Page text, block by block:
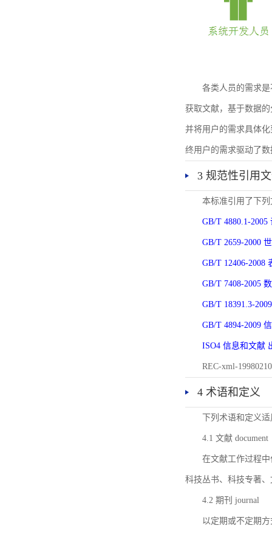
各类人员的需求
获取文献，基于数据
并将用户的需求具体
终用户的需求驱动了
3 规范性引用
本标准引用了下
GB/T 4880.1-
GB/T 2659-2000
GB/T 12406-2008
GB/T 7408-2005
GB/T 18391.3-
GB/T 4894-2009
ISO4 信息和文献
REC-xml-
4 术语和定义
下列术语和定义
4.1 文献 document
在文献工作过程
科技丛书、科技专著
4.2 期刊 journal
以定期或不定期